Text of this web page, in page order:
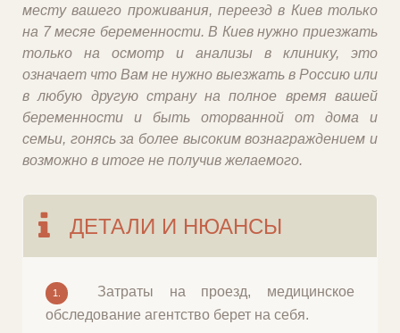
показаниям врача, но не по вашему
спонтанному желанию и тем более нашему.
Мы не вмешиваемся в назначения врачей.).
Двойня - 20% от суммы финальной
компенсации, указанной в договоре между
вами и био родителями.
Помесячное содержание выплачивается в
начале календарного месяца, а финальная
ребенка био-родителей.
для вас квартиру в Киеве, это квартиры в
новостройках с хорошим ремонтом и удобной
месту вашего проживания, переезд в Киев только
на 7 месяе беременности. В Киев нужно приезжать
только на осмотр и анализы в клинику, это
означает что Вам не нужно выезжать в Россию или
в любую другую страну на полное время вашей
беременности и быть оторванной от дома и
семьи, гонясь за более высоким вознаграждением и
возможно в итоге не получив желаемого.
ДЕТАЛИ И НЮАНСЫ
1.
Затраты на проезд, медицинское
обследование агентство берет на себя.